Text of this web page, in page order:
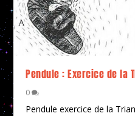
Pendule : Exercice de la
0
Pendule exercice de la